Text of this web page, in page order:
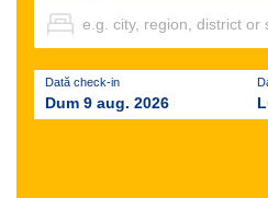
Dată check-in
Dum 9 aug. 2026